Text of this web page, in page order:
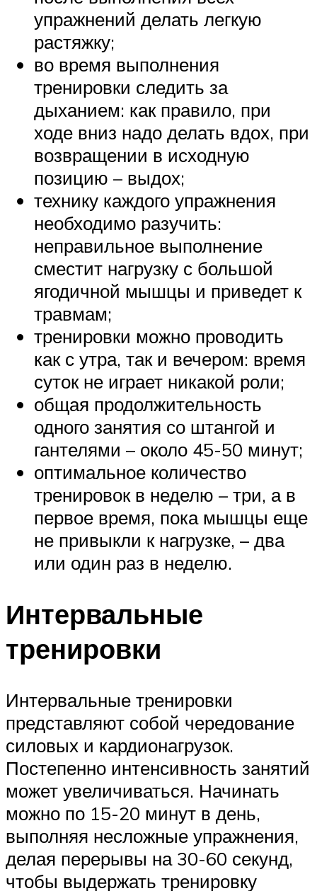
упражнений делать легкую
растяжку;
во время выполнения
тренировки следить за
дыханием: как правило, при
ходе вниз надо делать вдох, при
возвращении в исходную
позицию – выдох;
технику каждого упражнения
необходимо разучить:
неправильное выполнение
сместит нагрузку с большой
ягодичной мышцы и приведет к
травмам;
тренировки можно проводить
как с утра, так и вечером: время
суток не играет никакой роли;
общая продолжительность
одного занятия со штангой и
гантелями – около 45-50 минут;
оптимальное количество
тренировок в неделю – три, а в
первое время, пока мышцы еще
не привыкли к нагрузке, – два
или один раз в неделю.
Интервальные
тренировки
Интервальные тренировки
представляют собой чередование
силовых и кардионагрузок.
Постепенно интенсивность занятий
может увеличиваться. Начинать
можно по 15-20 минут в день,
выполняя несложные упражнения,
делая перерывы на 30-60 секунд,
чтобы выдержать тренировку